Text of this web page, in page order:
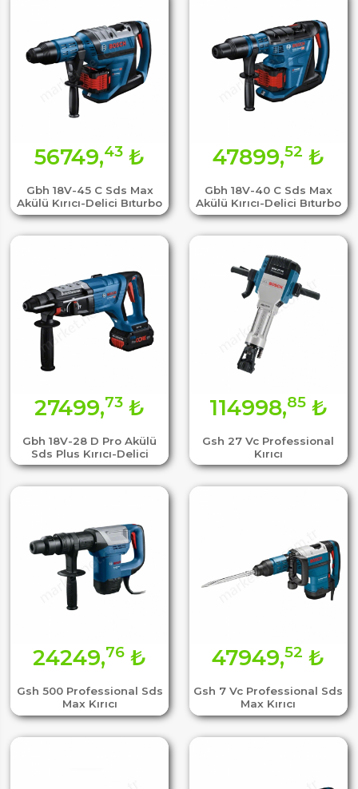
Gbh 18V-45 C Sds Max
Akülü Kırıcı-Delici Bıturbo
56749,43 ₺
Gbh 18V-40 C Sds Max
Akülü Kırıcı-Delici Bıturbo
47899,52 ₺
Gbh 18V-28 D Pro Akülü
Sds Plus Kırıcı-Delici
27499,73 ₺
Gsh 27 Vc Professional
Kırıcı
114998,85₺
Gsh 500 Professional Sds
Max Kırıcı
24249,76 ₺
Gsh 7 Vc Professional Sds
Max Kırıcı
47949,52 ₺